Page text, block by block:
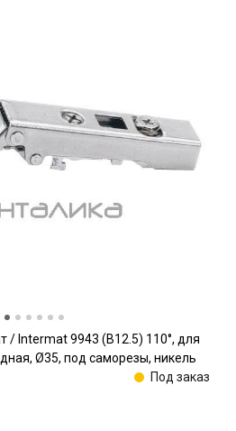
/ Intermat 9943 (B12.5) 110°, для
Ø35, под саморезы, никель
Под заказ